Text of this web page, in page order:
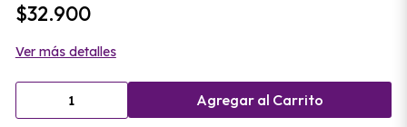
$32.900
Ver más detalles
Agregar al Carrito